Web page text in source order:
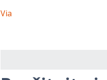
Via